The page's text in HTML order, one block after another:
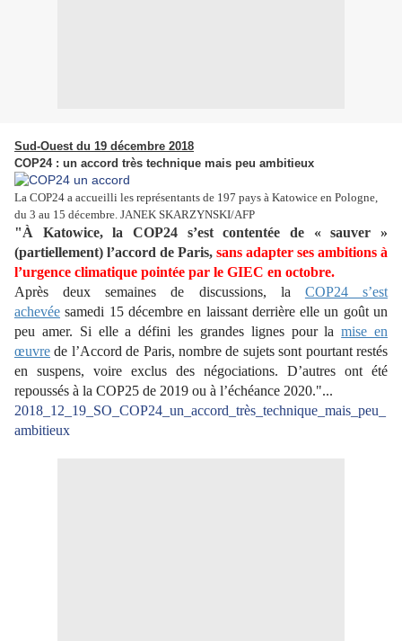
Sud-Ouest du 19 décembre 2018
COP24 : un accord très technique mais peu ambitieux
La COP24 a accueilli les représentants de 197 pays à Katowice en Pologne,
du 3 au 15 décembre. JANEK SKARZYNSKI/AFP
"À Katowice, la COP24 s’est contentée de « sauver »
(partiellement) l’accord de Paris, sans adapter ses ambitions à
l’urgence climatique pointée par le GIEC en octobre.
Après deux semaines de discussions, la COP24 s’est
achevée samedi 15 décembre en laissant derrière elle un goût un
peu amer. Si elle a défini les grandes lignes pour lamise en
œuvre de l’Accord de Paris, nombre de sujets sont pourtant restés
en suspens, voire exclus des négociations. D’autres ont été
repoussés à la COP25 de 2019 ou à l’échéance 2020."...
2018_12_19_SO_COP24_un_accord_très_technique_mais_peu_
ambitieux